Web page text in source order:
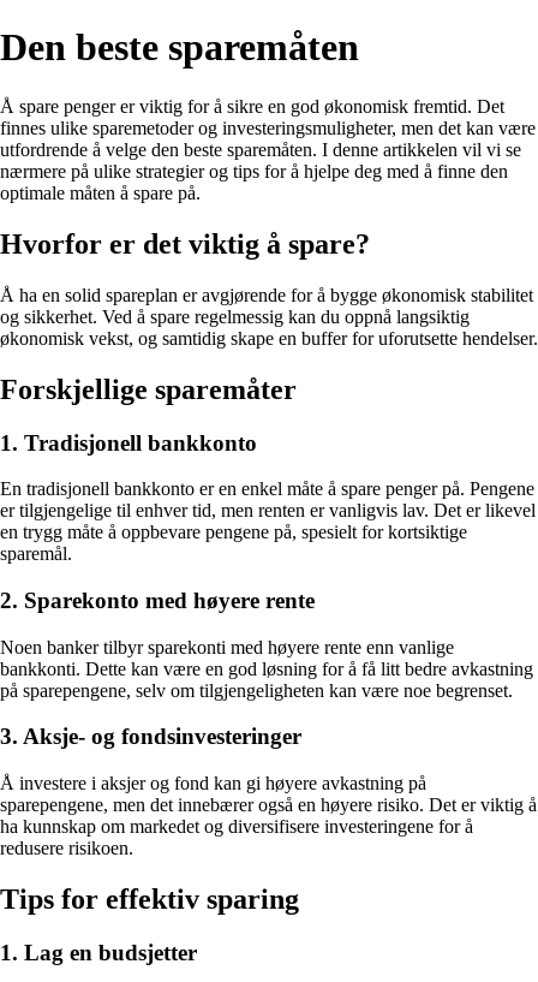
Den beste sparemåten
Å spare penger er viktig for å sikre en god økonomisk fremtid. Det
finnes ulike sparemetoder og investeringsmuligheter, men det kan være
utfordrende å velge den beste sparemåten. I denne artikkelen vil vi se
nærmere på ulike strategier og tips for å hjelpe deg med å finne den
optimale måten å spare på.
Hvorfor er det viktig å spare?
Å ha en solid spareplan er avgjørende for å bygge økonomisk stabilitet
og sikkerhet. Ved å spare regelmessig kan du oppnå langsiktig
økonomisk vekst, og samtidig skape en buffer for uforutsette hendelser.
Forskjellige sparemåter
1. Tradisjonell bankkonto
En tradisjonell bankkonto er en enkel måte å spare penger på. Pengene
er tilgjengelige til enhver tid, men renten er vanligvis lav. Det er likevel
en trygg måte å oppbevare pengene på, spesielt for kortsiktige
sparemål.
2. Sparekonto med høyere rente
Noen banker tilbyr sparekonti med høyere rente enn vanlige
bankkonti. Dette kan være en god løsning for å få litt bedre avkastning
på sparepengene, selv om tilgjengeligheten kan være noe begrenset.
3. Aksje- og fondsinvesteringer
Å investere i aksjer og fond kan gi høyere avkastning på
sparepengene, men det innebærer også en høyere risiko. Det er viktig å
ha kunnskap om markedet og diversifisere investeringene for å
redusere risikoen.
Tips for effektiv sparing
1. Lag en budsjetter